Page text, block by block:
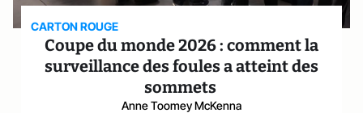
CARTON ROUGE
Coupe du monde 2026 : comment la
surveillance des foules a atteint des
sommets
Anne Toomey McKenna